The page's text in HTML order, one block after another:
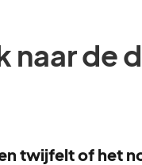
naar de
twijfelt of het